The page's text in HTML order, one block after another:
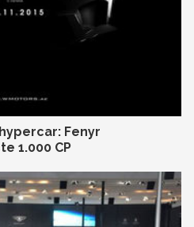
Fenyr
1.000 CP